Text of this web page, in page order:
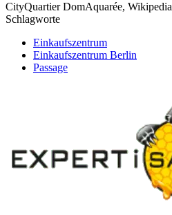
CityQuartier DomAquarée, Wikipedia
Schlagworte
Einkaufszentrum
Einkaufszentrum Berlin
Passage